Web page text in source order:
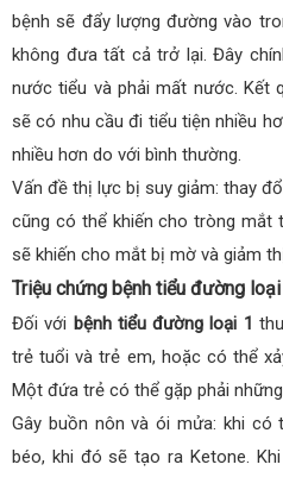
bệnh sẽ đẩy lượng đường vào
không đưa tất cả trở lại. Đây
nước tiểu và phải mất nước. Kết
sẽ có nhu cầu đi tiểu tiện nhiều
nhiều hơn do với bình thường.
Vấn đề thị lực bị suy giảm: thay
cũng có thể khiến cho tròng mắt
sẽ khiến cho mắt bị mờ và giảm
Triệu chứng bệnh tiểu đường loại
Đối với bệnh tiểu đường loại 1
trẻ tuổi và trẻ em, hoặc có thể
Một đứa trẻ có thể gặp phải
Gây buồn nôn và ói mửa: khi
béo, khi đó sẽ tạo ra Ketone.